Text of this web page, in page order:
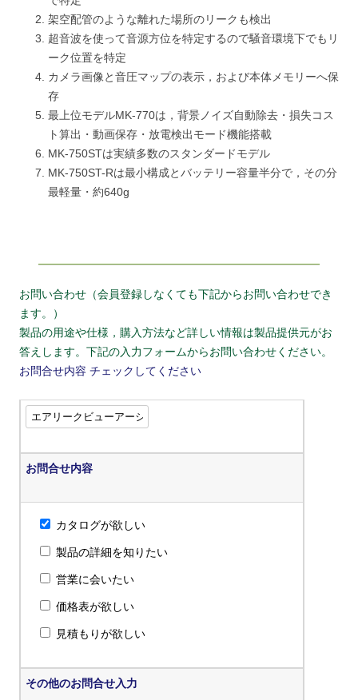
架空配管のような離れた場所のリークも検出
超音波を使って音源方位を特定するので騒音環境下でもリ
ーク位置を特定
カメラ画像と音圧マップの表示，および本体メモリーへ保
存
最上位モデルMK-770は，背景ノイズ自動除去・損失コス
ト算出・動画保存・放電検出モード機能搭載
MK-750STは実績多数のスタンダードモデル
MK-750ST-Rは最小構成とバッテリー容量半分で，その分
最軽量・約640g
お問い合わせ（会員登録しなくても下記からお問い合わせでき
ます。）
製品の用途や仕様，購入方法など詳しい情報は製品提供元がお
答えします。下記の入力フォームからお問い合わせください。
お問合せ内容 チェックしてください
お問合せ内容
カタログが欲しい
製品の詳細を知りたい
営業に会いたい
価格表が欲しい
見積もりが欲しい
その他のお問合せ入力